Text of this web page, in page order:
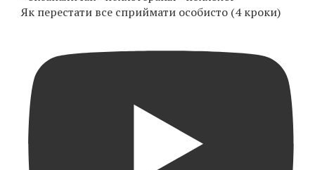
Як перестати все сприймати особисто (4 кроки)